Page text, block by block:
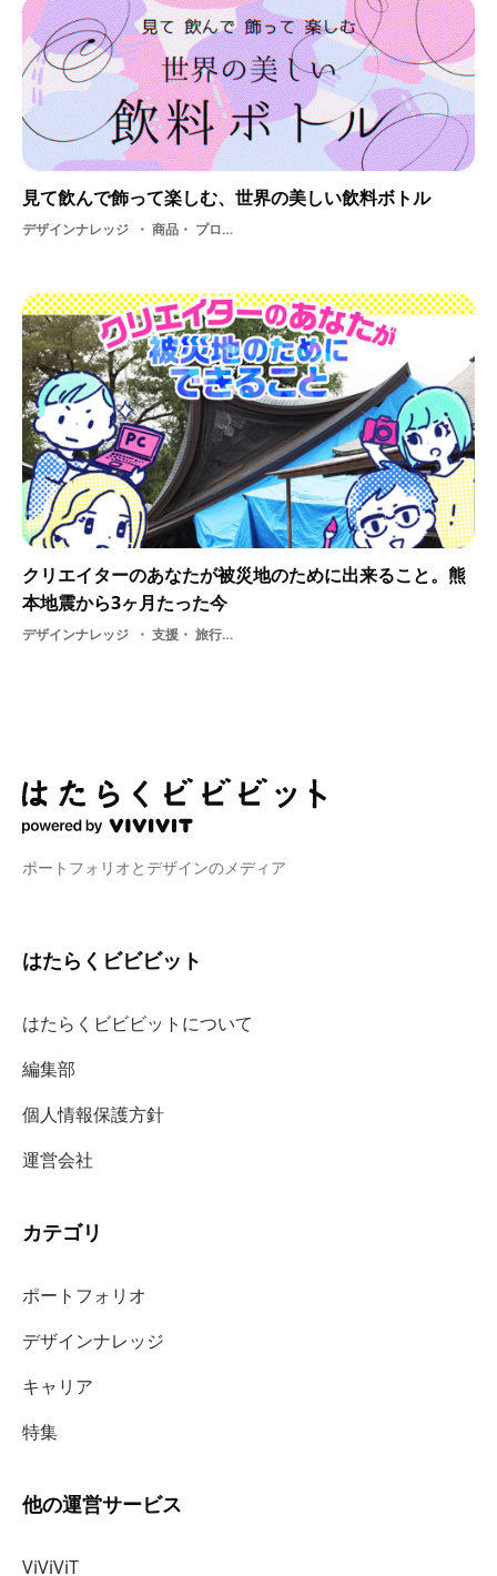
見て飲んで飾って楽しむ、世界の美しい飲料ボトル
デザインナレッジ 商品・ プロダクトデザイン・ ボトルデザイン・ プロダクト・ グラフィック・ art
クリエイターのあなたが被災地のために出来ること。熊
本地震から3ヶ月たった今
デザインナレッジ 支援・ 旅行・ 震災・ デザイン・ 熊本地震・ ボランティア
ポートフォリオとデザインのメディア
はたらくビビビット
はたらくビビビットについて
編集部
個人情報保護方針
運営会社
カテゴリ
ポートフォリオ
デザインナレッジ
キャリア
特集
他の運営サービス
ViViViT